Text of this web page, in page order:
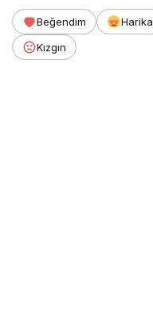
Beğendim Harika
Kızgın